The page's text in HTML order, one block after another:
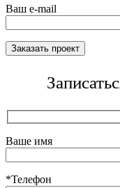
Ваш e-mail
Ваше имя
*Телефон